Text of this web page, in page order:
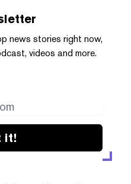
news stories right now,
videos and more.
it!